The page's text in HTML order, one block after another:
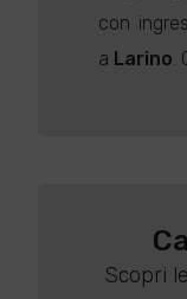
con
a Larino.
Scopri